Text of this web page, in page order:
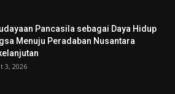
Pancasila sebagai Daya Hidup
Menuju Peradaban Nusantara
3, 2026